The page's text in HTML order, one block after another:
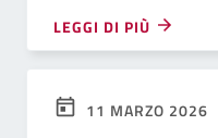
LEGGI DI PIÙ
11 MARZO 2026